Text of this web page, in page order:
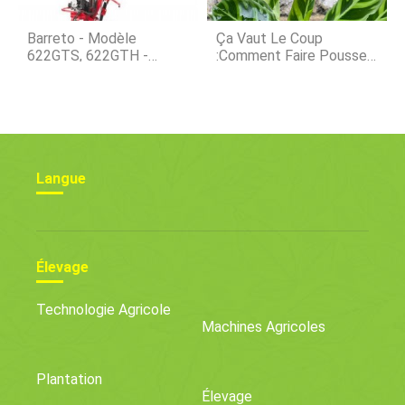
Barreto - Modèle
622GTS, 622GTH -
Ça Vaut Le Coup
:comment Faire Pousser
Langue
Élevage
Technologie Agricole
Machines Agricoles
Plantation
Élevage